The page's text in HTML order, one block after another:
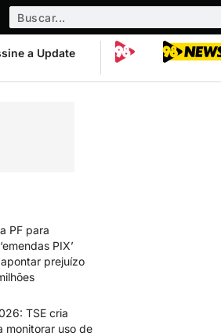
a Update
PF para
PIX’
prejuízo
TSE cria
monitorar uso de